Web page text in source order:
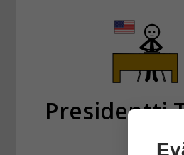
Presidentti